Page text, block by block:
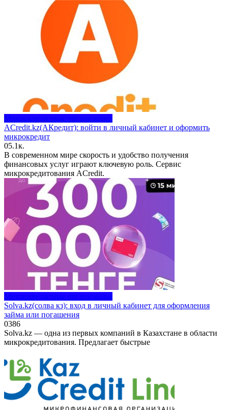
Микрокредитные организации
ACredit.kz(АКредит): войти в личный кабинет и оформить
микрокредит
05.1к.
В современном мире скорость и удобство получения
финансовых услуг играют ключевую роль. Сервис
микрокредитования ACredit.
Микрокредитные организации
Solva.kz(солва кз): вход в личный кабинет для оформления
займа или погашения
0386
Solva.kz — одна из первых компаний в Казахстане в области
микрокредитования. Предлагает быстрые